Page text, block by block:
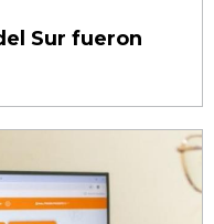
Sur fueron